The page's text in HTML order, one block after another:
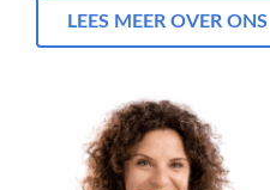
LEES MEER OVER ONS